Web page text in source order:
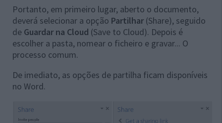
Portanto, em primeiro lugar, aberto o documento,
deverá selecionar a opção Partilhar (Share), seguido
de Guardar na Cloud (Save to Cloud). Depois é
escolher a pasta, nomear o ficheiro e gravar... O
processo comum.
De imediato, as opções de partilha ficam disponíveis
no Word.